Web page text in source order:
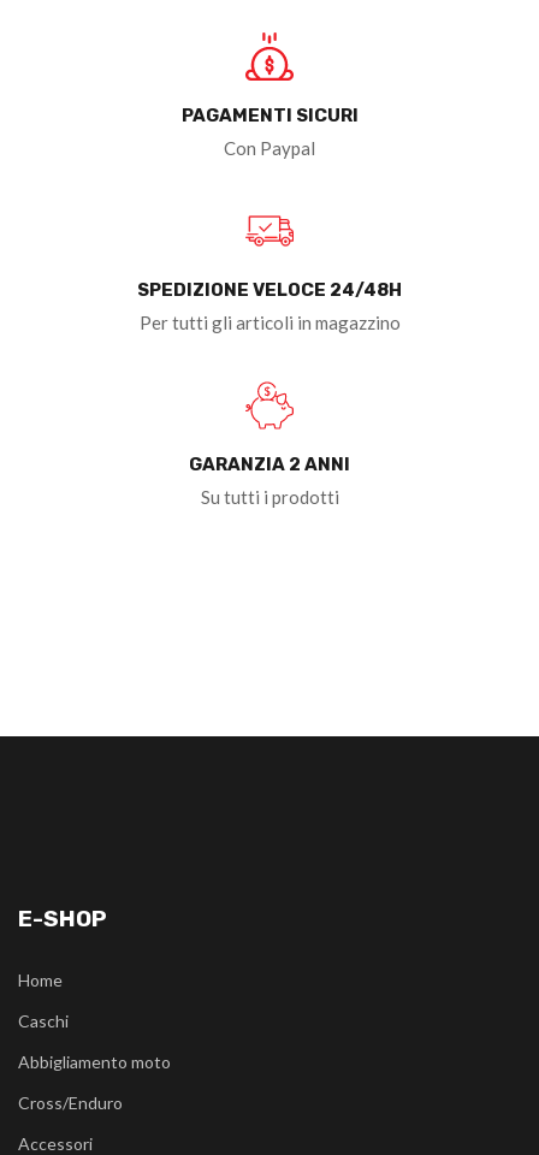
PAGAMENTI SICURI
Con Paypal
SPEDIZIONE VELOCE 24/48H
Per tutti gli articoli in magazzino
GARANZIA 2 ANNI
Su tutti i prodotti
E-SHOP
Home
Caschi
Abbigliamento moto
Cross/Enduro
Accessori